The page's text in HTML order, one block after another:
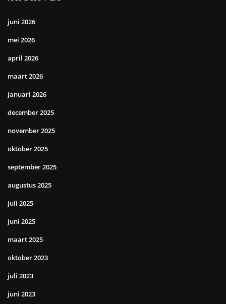
juni 2026
mei 2026
april 2026
maart 2026
januari 2026
december 2025
november 2025
oktober 2025
september 2025
augustus 2025
juli 2025
juni 2025
maart 2025
oktober 2023
juli 2023
juni 2023